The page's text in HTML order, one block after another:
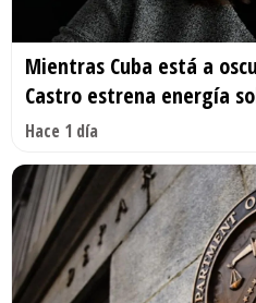
Mientras Cuba está a
Castro estrena energía
Hace 1 día